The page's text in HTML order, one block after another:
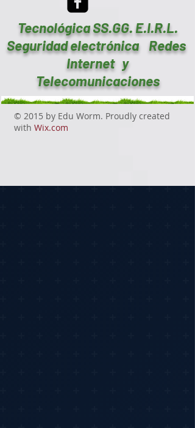
Tecnológica SS.GG. E.I.R.L.
Seguridad electrónica Redes
Internet y
Telecomunicaciones
© 2015 by Edu Worm. Proudly created
with Wix.com